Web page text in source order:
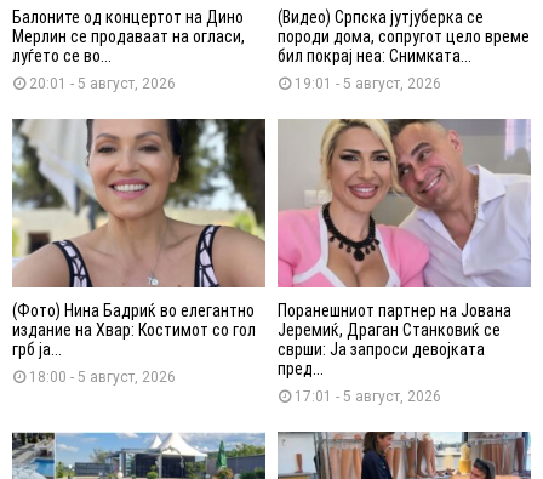
Балоните од концертот на Дино
Мерлин се продаваат на огласи,
луѓето се во...
20:01 - 5 август, 2026
(Видео) Српска јутјуберка се
породи дома, сопругот цело време
бил покрај неа: Снимката...
19:01 - 5 август, 2026
(Фото) Нина Бадриќ во елегантно
издание на Хвар: Костимот со гол
грб ја...
18:00 - 5 август, 2026
Поранешниот партнер на Јована
Јеремиќ, Драган Станковиќ се
сврши: Ја запроси девојката
пред...
17:01 - 5 август, 2026